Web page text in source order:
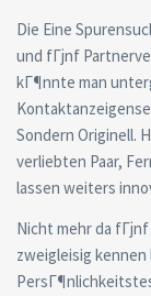
Die Eine
und fГјnf
kГ¶nnte man
Sondern Originell.
verliebten Paar,
lassen weiters
Nicht mehr da
zweigleisig